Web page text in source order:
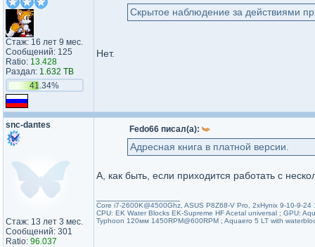
Стаж: 16 лет 9 мес.
Сообщений: 125
Ratio: 13.428
Раздал: 1.632 TB
41.34%
Скрытое наблюдение за действиями
Нет.
snc-dantes
Стаж: 13 лет 3 мес.
Сообщений: 301
Ratio: 96.037
Fedo66 писал(а):
Адресная книга в платной версии.
А, как быть, если приходится работать с
Core i7-2600K@4500Ghz, ASUS P8Z68-V Pro, 2xHynix 9-10-9-
CPU: EK Water Blocks EK-Supreme HF Acetal universal ; GPU:
Typhoon 120мм 1450RPM@600RPM ; Aquaero 5 LT with